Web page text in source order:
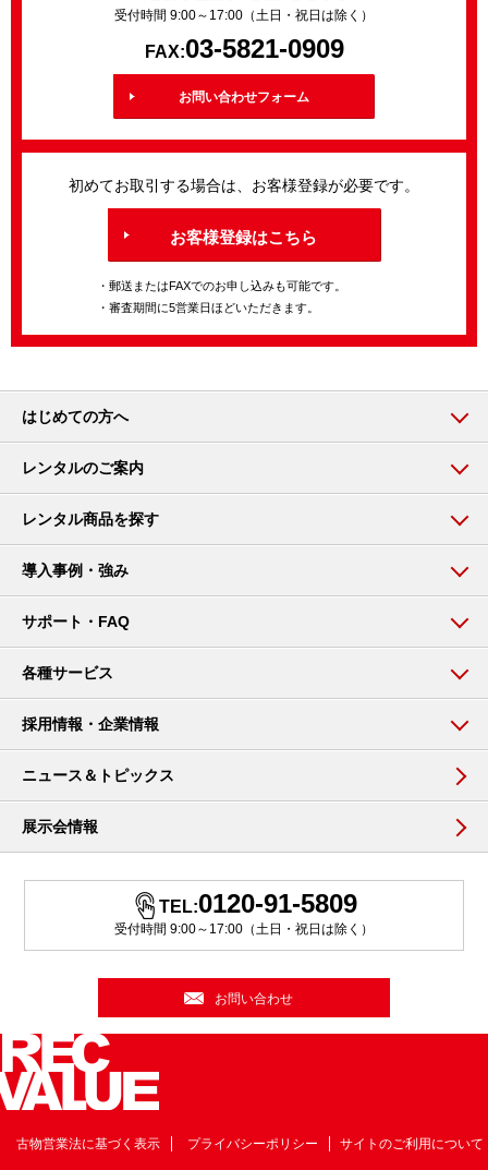
受付時間 9:00～17:00（土日・祝日は除く）
FAX:03-5821-0909
お問い合わせフォーム
初めてお取引する場合は、お客様登録が必要です。
お客様登録はこちら
・郵送またはFAXでのお申し込みも可能です。
・審査期間に5営業日ほどいただきます。
はじめての方へ
レンタルのご案内
レンタル商品を探す
導入事例・強み
サポート・FAQ
各種サービス
採用情報・企業情報
ニュース＆トピックス
展示会情報
TEL:0120-91-5809
受付時間 9:00～17:00（土日・祝日は除く）
お問い合わせ
古物営業法に基づく表示 プライバシーポリシー サイトのご利用について